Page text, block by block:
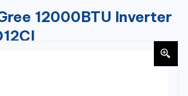
12000BTU Inverter